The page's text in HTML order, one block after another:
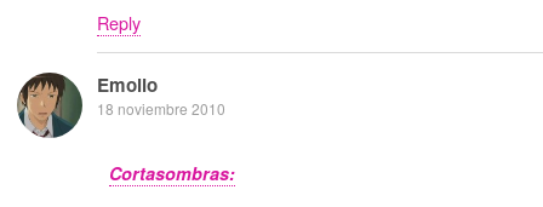
Reply
Emolio
18 noviembre 2010
Cortasombras: